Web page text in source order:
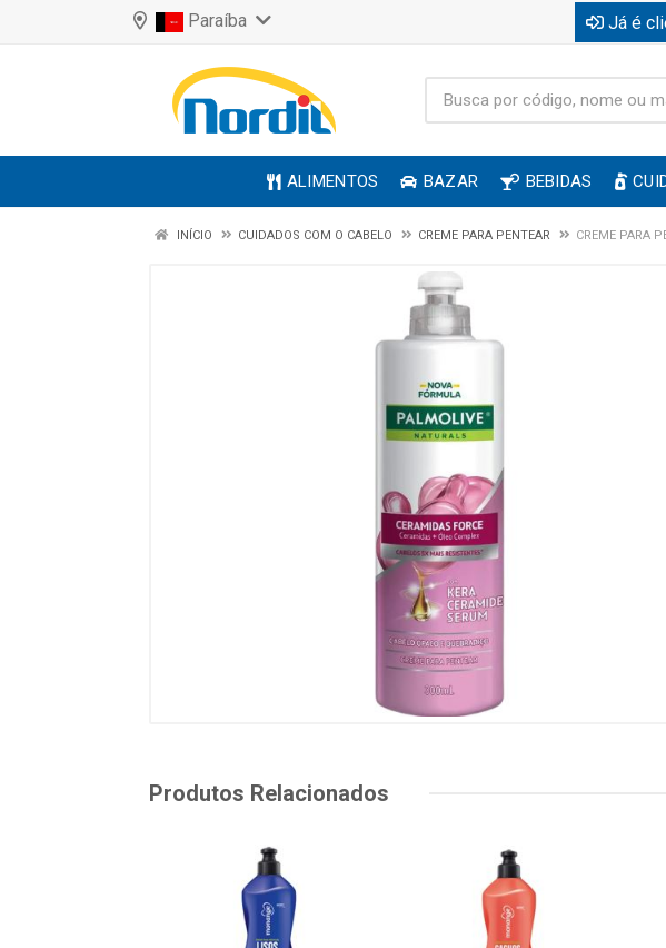
Paraíba Já é
ALIMENTOS BAZAR BEBIDAS
INÍCIO CUIDADOS COM O CABELO CREME PARA PENTEAR CREME PARA
Produtos Relacionados